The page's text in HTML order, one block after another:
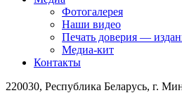
Фотогалерея
Наши видео
Печать доверия —
Медиа-кит
Контакты
220030, Республика Беларусь, г.